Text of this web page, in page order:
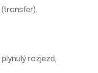
rozjezd,